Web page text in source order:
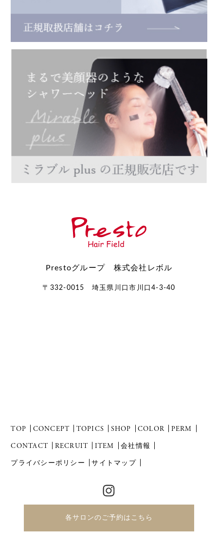
Prestoグループ 株式会社レボル
〒332-0015 埼玉県川口市川口4-3-40
TOP CONCEPT TOPICS SHOP COLOR
PERM
CONTACT
RECRUIT ITEM 会社情報
プライバシーポリシー サイトマップ
各サロンのご予約はこちら